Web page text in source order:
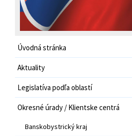
Úvodná stránka
Aktuality
Legislatíva podľa oblastí
Okresné úrady / Klientske centrá
Banskobystrický kraj